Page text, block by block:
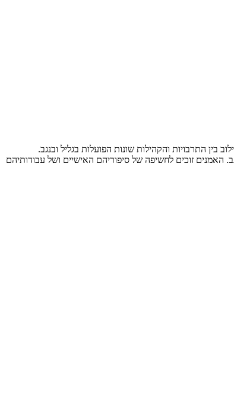
בין התרבויות והקהילות שונות הפועלות בגליל ובנגב.
האמנים זוכים לחשיפה של סיפוריהם האישיים ושל עבודותיהם